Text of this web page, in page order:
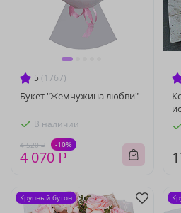
5 (1767)
Букет "Жемчужина любви"
В наличии
4 520 ₽ -10%
4 070 ₽
Крупный бутон